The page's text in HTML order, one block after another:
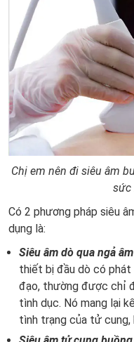
Chị em nên đi siêu âm
sức
Có 2 phương pháp siêu
dụng là:
Siêu âm dò qua ngả
thiết bị đầu dò có phát
đạo, thường được chỉ
tình dục. Nó mang lại
tình trạng của tử cung,